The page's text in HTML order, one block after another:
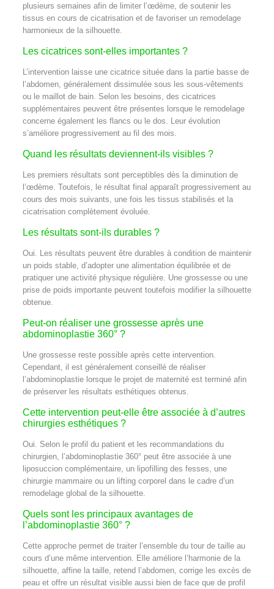
plusieurs semaines afin de limiter l’œdème, de soutenir les
tissus en cours de cicatrisation et de favoriser un remodelage
harmonieux de la silhouette.
Les cicatrices sont-elles importantes ?
L’intervention laisse une cicatrice située dans la partie basse de
l’abdomen, généralement dissimulée sous les sous-vêtements
ou le maillot de bain. Selon les besoins, des cicatrices
supplémentaires peuvent être présentes lorsque le remodelage
concerne également les flancs ou le dos. Leur évolution
s’améliore progressivement au fil des mois.
Quand les résultats deviennent-ils visibles ?
Les premiers résultats sont perceptibles dès la diminution de
l’œdème. Toutefois, le résultat final apparaît progressivement au
cours des mois suivants, une fois les tissus stabilisés et la
cicatrisation complètement évoluée.
Les résultats sont-ils durables ?
Oui. Les résultats peuvent être durables à condition de maintenir
un poids stable, d’adopter une alimentation équilibrée et de
pratiquer une activité physique régulière. Une grossesse ou une
prise de poids importante peuvent toutefois modifier la silhouette
obtenue.
Peut-on réaliser une grossesse après une
abdominoplastie 360° ?
Une grossesse reste possible après cette intervention.
Cependant, il est généralement conseillé de réaliser
l’abdominoplastie lorsque le projet de maternité est terminé afin
de préserver les résultats esthétiques obtenus.
Cette intervention peut-elle être associée à d’autres
chirurgies esthétiques ?
Oui. Selon le profil du patient et les recommandations du
chirurgien, l’abdominoplastie 360° peut être associée à une
liposuccion complémentaire, un lipofilling des fesses, une
chirurgie mammaire ou un lifting corporel dans le cadre d’un
remodelage global de la silhouette.
Quels sont les principaux avantages de
l’abdominoplastie 360° ?
Cette approche permet de traiter l’ensemble du tour de taille au
cours d’une même intervention. Elle améliore l’harmonie de la
silhouette, affine la taille, retend l’abdomen, corrige les excès de
peau et offre un résultat visible aussi bien de face que de profil